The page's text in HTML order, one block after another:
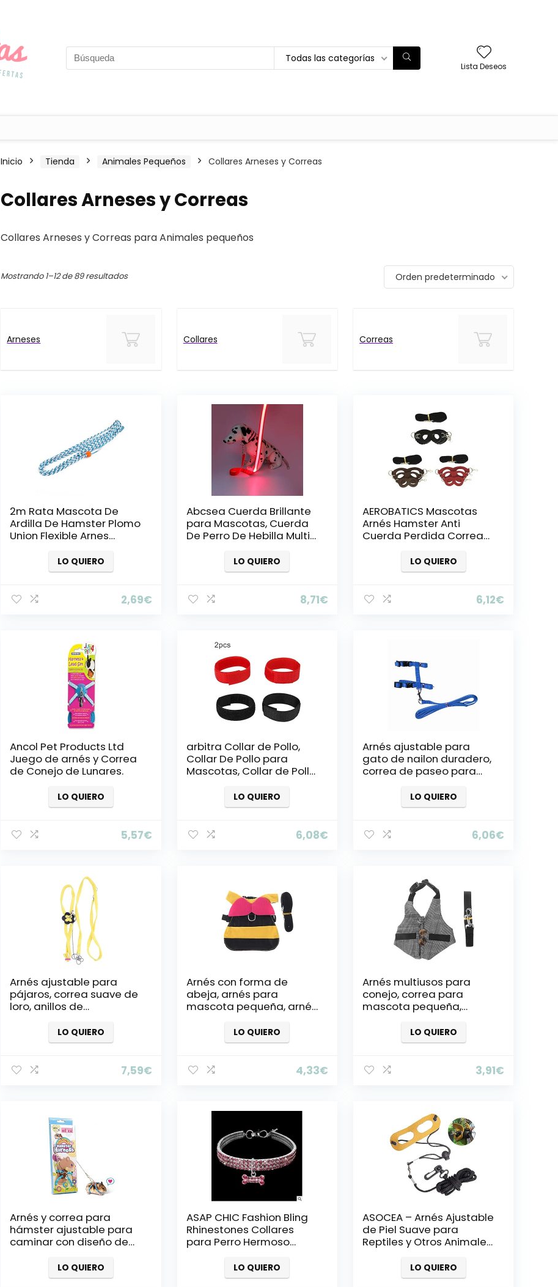
Todas las categorías
Lista Deseos
Inicio Tienda Animales Pequeños Collares Arneses y Correas
Collares Arneses y Correas
Collares Arneses y Correas para Animales pequeños
Mostrando 1–12 de 89 resultados Orden predeterminado
Arneses Collares Correas
2m Rata Mascota De
Ardilla De Hamster Plomo
Union Flexible Arnes
LO QUIERO
2,69€
Abcsea Cuerda Brillante
para Mascotas, Cuerda
De Perro De Hebilla Multi-
Correa para Mascotas
Brillan En La Oscuridad –
LO QUIERO
8,71€
AEROBATICS Mascotas
Arnés Hamster Anti
Cuerda Perdida Correa
Squirrel Small Pet
LO QUIERO
6,12€
Ancol Pet Products Ltd
Juego de arnés y Correa
de Conejo de Lunares.
LO QUIERO
5,57€
arbitra Collar de Pollo,
Collar De Pollo para
Mascotas, Collar de Pollo
el Cuello sin Ruido para
gallos Gallo Carefully
LO QUIERO
6,08€
Arnés ajustable para
gato de nailon duradero,
correa de paseo para
LO QUIERO
6,06€
Arnés ajustable para
pájaros, correa suave de
loro, anillos de
inteligencia, juguete para
periquitos de Budgie,
macaw africano, gris
LO QUIERO
7,59€
Arnés con forma de
abeja, arnés para
mascota pequeña, arnés
LO QUIERO
4,33€
Arnés multiusos para
conejo, correa para
mascota pequeña,
chaleco de ropa Small
LO QUIERO
3,91€
Arnés y correa para
hámster ajustable para
caminar con diseño de
LO QUIERO
ASAP CHIC Fashion Bling
Rhinestones Collares
para Perro Hermoso
para pequeño Mediano
Grande Mascota Forma
LO QUIERO
ASOCEA – Arnés Ajustable
de Piel Suave para
Reptiles y Otros Animales
Mediano y Grande
LO QUIERO